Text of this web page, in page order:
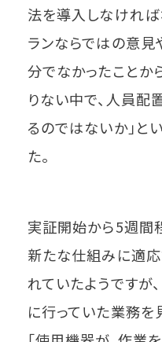
法を導入しなければ
ランならではの意見
分でなかったことか
りない中で、人員
るのではないか」と
た。
実証開始から5週間
新たな仕組みに適
れていたようですが
に行っていた業務を